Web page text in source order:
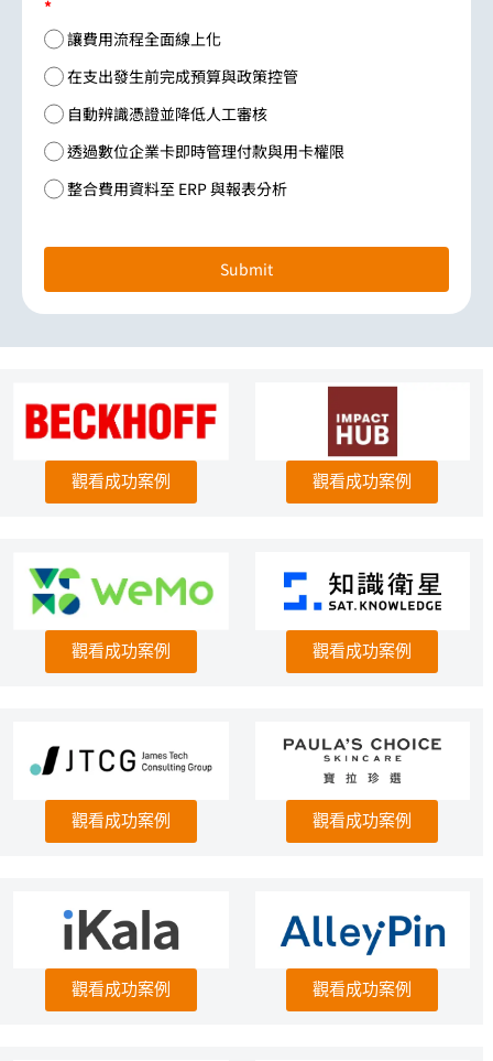
*
讓費用流程全面線上化
在支出發生前完成預算與政策控管
自動辨識憑證並降低人工審核
透過數位企業卡即時管理付款與用卡權限
整合費用資料至 ERP 與報表分析
Submit
觀看成功案例 觀看成功案例
觀看成功案例 觀看成功案例
觀看成功案例 觀看成功案例
觀看成功案例 觀看成功案例